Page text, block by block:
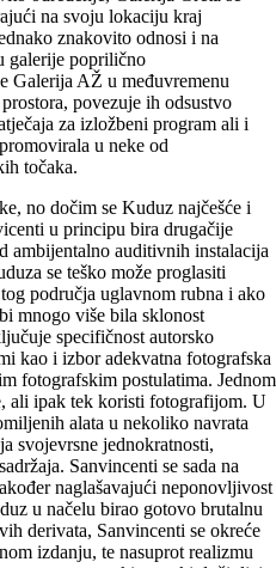
na svoju lokaciju kraj
znakovito odnosi i na
galerije poprilično
Galerija AŽ u međuvremenu
povezuje ih odsustvo
za izložbeni program ali i
u neke od
točaka.
no dočim se Kuduz najčešće i
u principu bira drugačije
ambijentalno auditivnih instalacija
se teško može proglasiti
područja uglavnom rubna i ako
mnogo više bila sklonost
specifičnost autorsko
kao i izbor adekvatna fotografska
fotografskim postulatima. Jednom
ali ipak tek koristi fotografijom. U
alata u nekoliko navrata
svojevrsne jednokratnosti,
Sanvincenti se sada na
naglašavajući neponovljivost
u načelu birao gotovo brutalnu
derivata, Sanvincenti se okreće
izdanju, te nasuprot realizmu